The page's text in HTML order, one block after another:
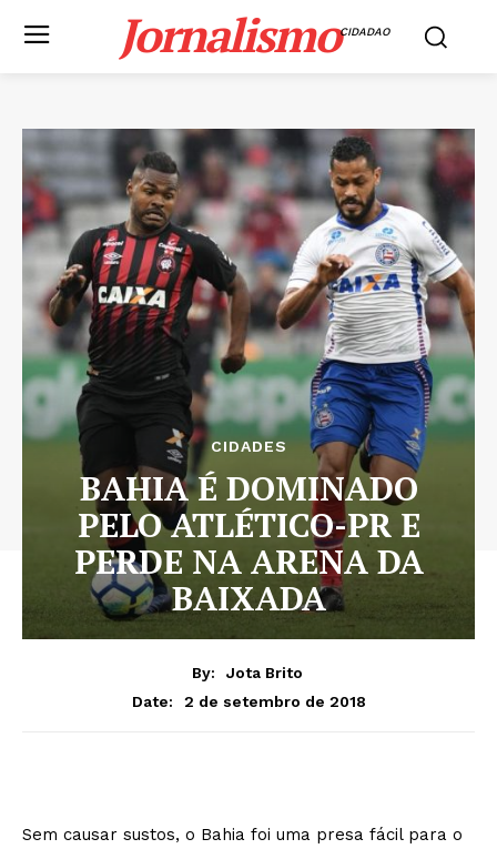
JornalismoCIDADAO
CIDADES
BAHIA É DOMINADO
PELO ATLÉTICO-PR E
PERDE NA ARENA DA
BAIXADA
By:
Jota Brito
Date:
2 de setembro de 2018
Sem causar sustos, o Bahia foi uma presa fácil para o